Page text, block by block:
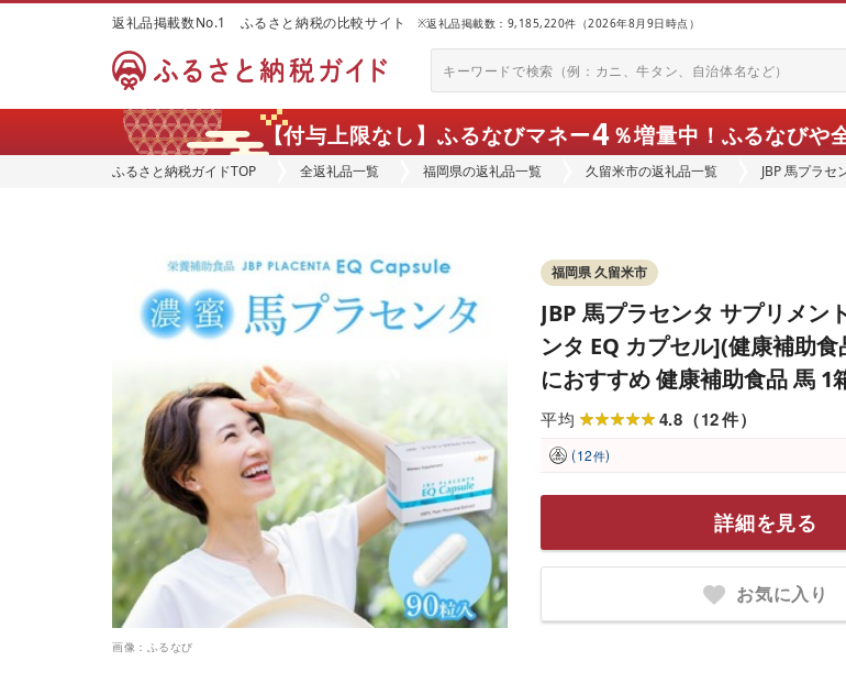
返礼品掲載数No.1 ふるさと納税の比較サイト ※返礼品掲載数：9,185,220件（2026年8月9日時点）
【付与上限なし】ふるなびマネー4％増量中！ ふるなびや
ふるさと納税ガイドTOP 全返礼品一覧 福岡県の返礼品一覧 久留米市の返礼品一覧
JBP 馬プラセ
画像：ふるなび
福岡県 久留米市
JBP 馬プラセンタ サプリメン
ンタ EQ カプセル](健康補助
におすすめ 健康補助食品 馬 1
サプリ EQ カプセル サプリメ
製 粒 日本生物製剤 添加物不使
平均 4.8 （12件）
(12件)
詳細を見る
お気に入り